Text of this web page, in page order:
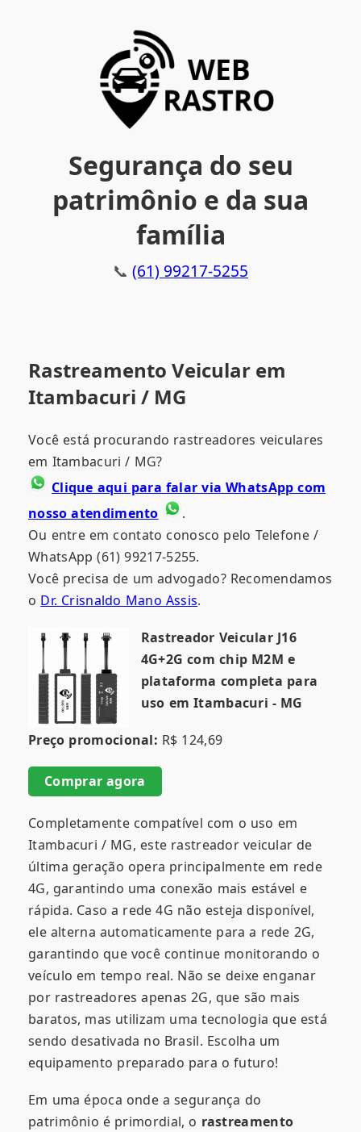
Segurança do seu
patrimônio e da sua
família
📞 (61) 99217-5255
Rastreamento Veicular em
Itambacuri / MG
Você está procurando rastreadores veiculares
em Itambacuri / MG?
Clique aqui para falar via WhatsApp com
nosso atendimento
.
Ou entre em contato conosco pelo Telefone /
WhatsApp (61) 99217-5255.
Você precisa de um advogado? Recomendamos
o Dr. Crisnaldo Mano Assis.
Rastreador Veicular J16
4G+2G com chip M2M e
plataforma completa para
uso em Itambacuri - MG
Preço promocional: R$ 124,69
Comprar agora
Completamente compatível com o uso em
Itambacuri / MG, este rastreador veicular de
última geração opera principalmente em rede
4G, garantindo uma conexão mais estável e
rápida. Caso a rede 4G não esteja disponível,
ele alterna automaticamente para a rede 2G,
garantindo que você continue monitorando o
veículo em tempo real. Não se deixe enganar
por rastreadores apenas 2G, que são mais
baratos, mas utilizam uma tecnologia que está
sendo desativada no Brasil. Escolha um
equipamento preparado para o futuro!
Em uma época onde a segurança do
patrimônio é primordial, o rastreamento